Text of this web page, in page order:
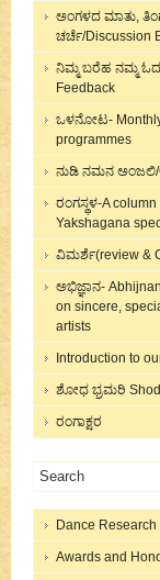
ಅಂಗಳದ ಮಾತು,
ಚರ್ಚೆ/Discussion
ನಿಮ್ಮ ಬರೆಹ ನಮ್ಮ
Feedback
ಒಳನೋಟ-
programmes
ನುಡಿ ನಮನ ಅಂಜಲಿ/
ರಂಗಸ್ಥಳ-A column
Yakshagana
ವಿಮರ್ಶೆ(review &
ಅಭಿಜ್ಞಾನ-
on sincere,
artists
Introduction to
ಶೋಧ ಭ್ರಮರಿ
ರಂಗಾಕ್ಷರ
Dance Research
Awards and